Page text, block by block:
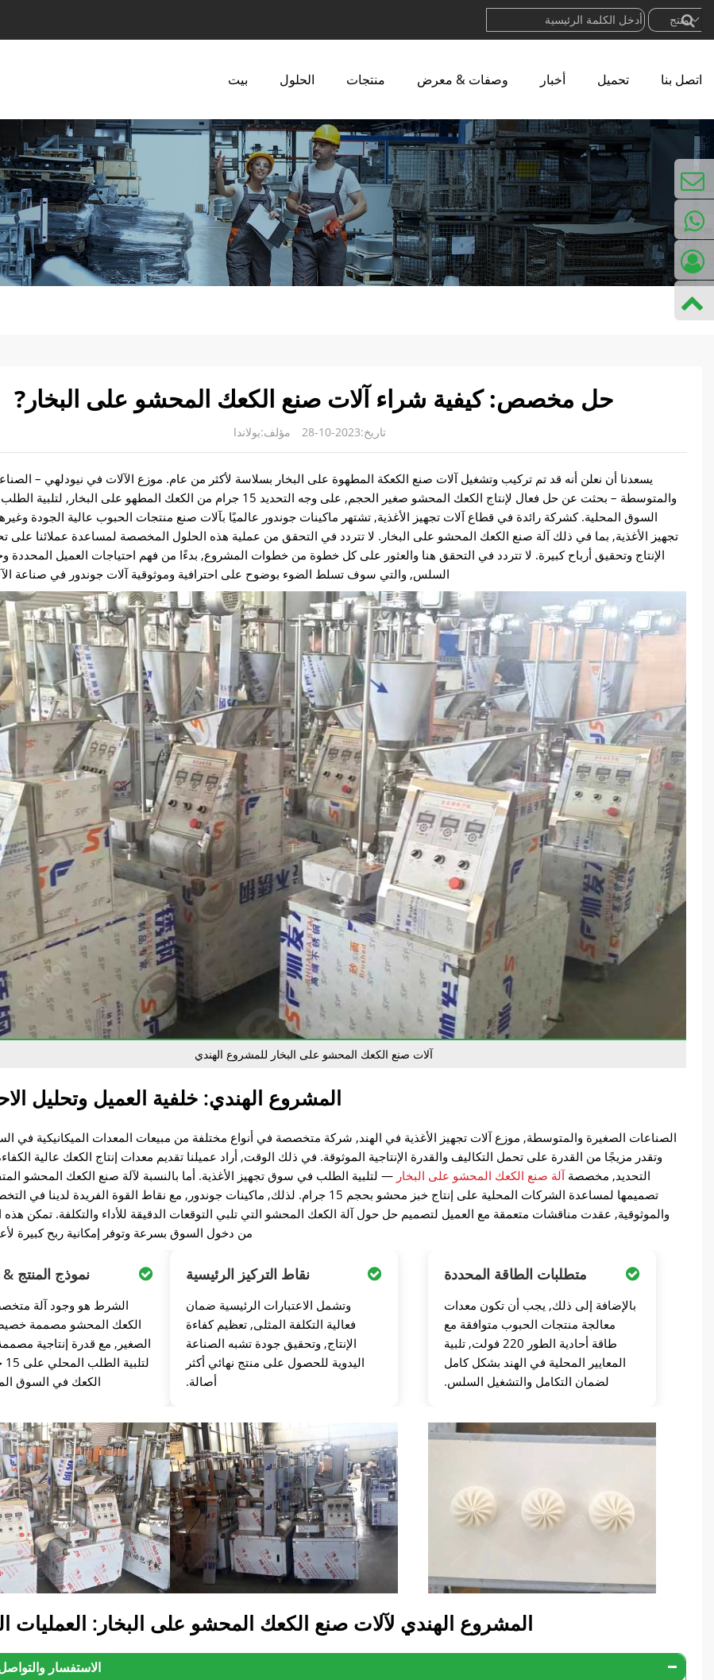
بيت الحلول منتجات وصفات & معرض أخبار تحميل اتصل بنا
حل مخصص: كيفية شراء آلات صنع الكعك المحشو على البخار?
تاريخ:2023-10-28 مؤلف:يولاندا
يسعدنا أن نعلن أنه قد تم تركيب وتشغيل آلات صنع الكعكة المطهوة على البخار بسلاسة لأكثر من عام. موزع الآلات في نيودلهي –
والمتوسطة – بحثت عن حل فعال لإنتاج الكعك المحشو صغير الحجم, على وجه التحديد 15 جرام من الكعك المطهو ​​على
السوق المحلية. كشركة رائدة في قطاع آلات تجهيز الأغذية, تشتهر ماكينات جوندور عالميًا بآلات صنع منتجات الحبوب عالية الجودة
تجهيز الأغذية, بما في ذلك آلة صنع الكعك المحشو على البخار. لا تتردد في التحقق من عملية هذه الحلول المخصصة لمساعدة عملائنا على
الإنتاج وتحقيق أرباح كبيرة. لا تتردد في التحقق هنا والعثور على كل خطوة من خطوات المشروع, بدءًا من فهم احتياجات العميل المحددة
السلس, والتي سوف تسلط الضوء بوضوح على احترافية وموثوقية آلات جوندور في صناعة
آلات صنع الكعك المحشو على البخار للمشروع الهندي
المشروع الهندي: خلفية العميل وتحليل
الصناعات الصغيرة والمتوسطة, موزع آلات تجهيز الأغذية في الهند, شركة متخصصة في أنواع مختلفة من مبيعات المعدات الميكانيكية في
وتقدر مزيجًا من القدرة على تحمل التكاليف والقدرة الإنتاجية الموثوقة. في ذلك الوقت, أراد عميلنا تقديم معدات إنتاج الكعك عالية
التحديد, مخصصةآلة صنع الكعك المحشو على البخار — لتلبية الطلب في سوق تجهيز الأغذية. أما بالنسبة لآلة صنع الكعك المحشو
تصميمها لمساعدة الشركات المحلية على إنتاج خبز محشو بحجم 15 جرام. لذلك, ماكينات جوندور, مع نقاط القوة الفريدة
والموثوقية, عقدت مناقشات متعمقة مع العميل لتصميم حل حول آلة الكعك المحشو التي تلبي التوقعات الدقيقة للأداء والتكلفة. تمكن هذه
من دخول السوق بسرعة وتوفر إمكانية ربح كبيرة
نموذج المنتج &
الشرط هو وجود آلة
الكعك المحشو مصممة
الصغير, مع قدرة إنتاجية
الكعك في السوق
نقاط التركيز الرئيسية
وتشمل الاعتبارات الرئيسية ضمان
فعالية التكلفة المثلى, تعظيم كفاءة
الإنتاج, وتحقيق جودة تشبه الصناعة
اليدوية للحصول على منتج نهائي أكثر
أصالة.
متطلبات الطاقة المحددة
بالإضافة إلى ذلك, يجب أن تكون معدات
معالجة منتجات الحبوب متوافقة مع
طاقة أحادية الطور 220 فولت, تلبية
المعايير المحلية في الهند بشكل كامل
لضمان التكامل والتشغيل السلس.
المشروع الهندي لآلات صنع الكعك المحشو على البخار: العمليات
الاستفسار